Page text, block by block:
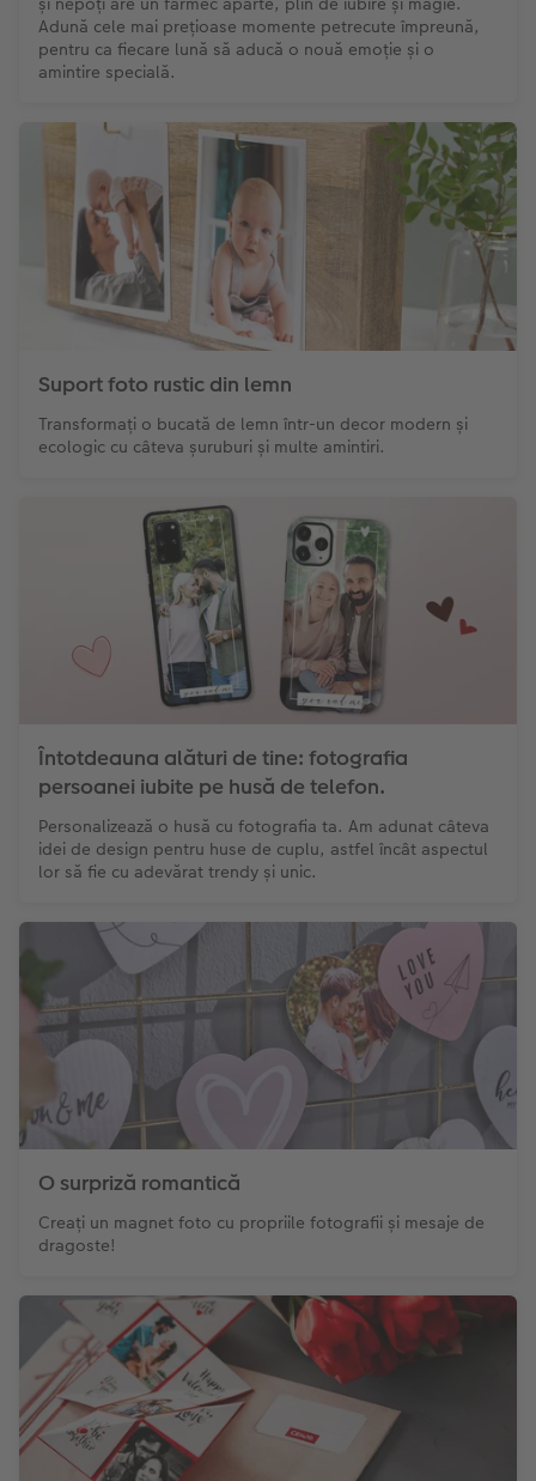
Adună cele mai prețioase momente petrecute împreună,
pentru ca fiecare lună să aducă o nouă emoție și o
amintire specială.
Suport foto rustic din lemn
Transformați o bucată de lemn într-un decor modern și
ecologic cu câteva șuruburi și multe amintiri.
Întotdeauna alături de tine: fotografia
persoanei iubite pe husă de telefon.
Personalizează o husă cu fotografia ta. Am adunat câteva
idei de design pentru huse de cuplu, astfel încât aspectul
lor să fie cu adevărat trendy și unic.
O surpriză romantică
Creați un magnet foto cu propriile fotografii și mesaje de
dragoste!